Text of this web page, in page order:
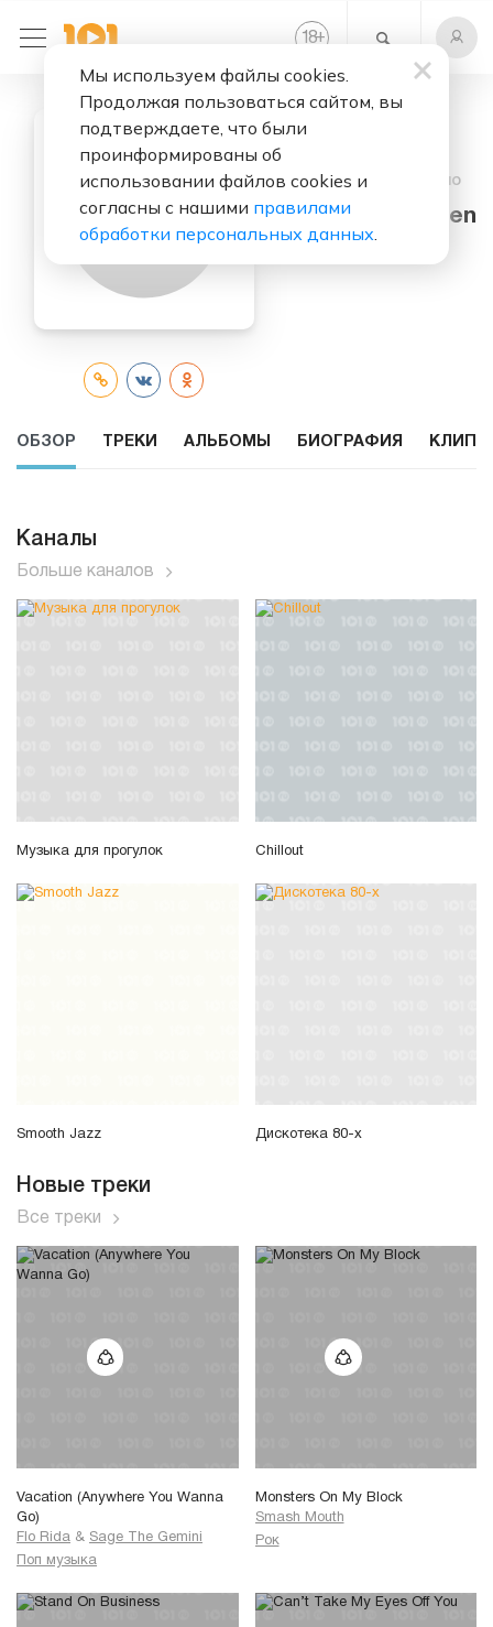
18+
Слушать бесплатно
Robin Packalen
ОБЗОР ТРЕКИ АЛЬБОМЫ БИОГРАФИЯ КЛИПЫ
Каналы
Больше каналов
Музыка для прогулок Chillout
Smooth Jazz Дискотека 80-х
Новые треки
Все треки
Vacation (Anywhere You Wanna
Go)
Flo Rida & Sage The Gemini
Поп музыка
Monsters On My Block
Smash Mouth
Рок
Мы используем файлы cookies.
Продолжая пользоваться сайтом, вы
подтверждаете, что были
проинформированы об
использовании файлов cookies и
согласны с нашими правилами
обработки персональных данных.